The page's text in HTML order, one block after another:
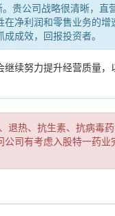
公司战略很清晰，直
净利润和零售业务的
成效，回报投资者。
续努力提升经营质量
热、抗生素、抗病毒
司有考虑入股特一药